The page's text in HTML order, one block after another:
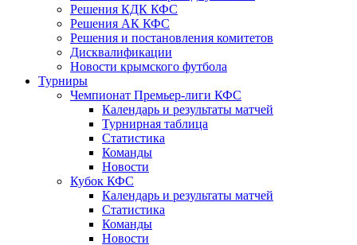
Решения КДК КФС
Решения АК КФС
Решения и постановления комитетов
Дисквалификации
Новости крымского футбола
Турниры
Чемпионат Премьер-лиги КФС
Календарь и результаты матчей
Турнирная таблица
Статистика
Команды
Новости
Кубок КФС
Календарь и результаты матчей
Статистика
Команды
Новости